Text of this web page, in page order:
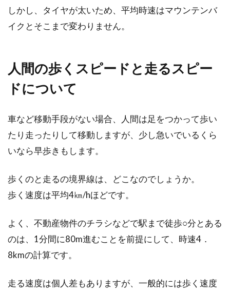
ロードバイクやクロスバイクの実績と性能で評
価の高いキャノンデールですが、mtbも例外で
水泳が、全身の筋肉トレーニングになるという
ことはご存知ですか？人の身体は、水中にいる
だけでカ...
水泳のカロリー消費量は、ランニン
ダイエット目的で、トライアスロンを始めると
しかし、タイヤが太いため、平均時速はマウンテンバ
イクとそこまで変わりません。
人間の歩くスピードと走るスピー
ドについて
車など移動手段がない場合、人間は足をつかって歩い
たり走ったりして移動しますが、少し急いでいるくら
いなら早歩きもします。
歩くのと走るの境界線は、どこなのでしょうか。
歩く速度は平均4㎞/hほどです。
よく、不動産物件のチラシなどで駅まで徒歩○分とある
のは、1分間に80m進むことを前提にして、時速4．
8kmの計算です。
走る速度は個人差もありますが、一般的には歩く速度